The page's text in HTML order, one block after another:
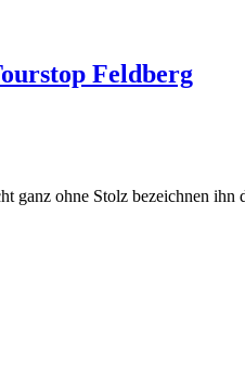
Feldberg
ohne Stolz bezeichnen ihn